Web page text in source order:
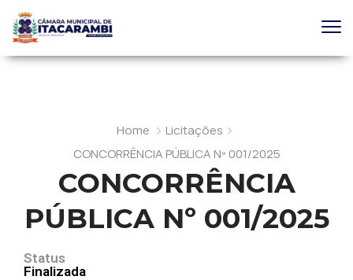
Home
Licitações
CONCORRÊNCIA PÚBLICA Nº 001/2025
CONCORRÊNCIA
PÚBLICA Nº 001/2025
Status
Finalizada